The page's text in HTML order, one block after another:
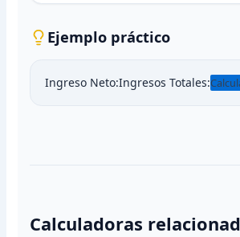
Ejemplo práctico
Ingreso Neto:Ingresos Totales:
Calculadoras